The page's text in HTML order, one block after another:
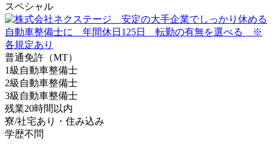
スペシャル
普通免許（MT）
1級自動車整備士
2級自動車整備士
3級自動車整備士
残業20時間以内
寮/社宅あり・住み込み
学歴不問